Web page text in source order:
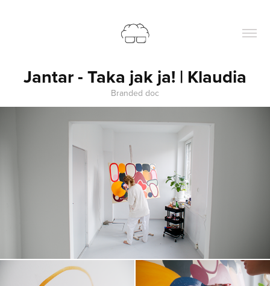
Jantar - Taka jak ja! | Klaudia
Branded doc